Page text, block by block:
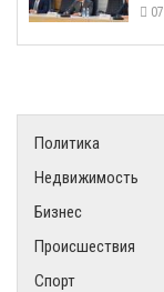
Политика
Недвижимость
Бизнес
Происшествия
Спорт